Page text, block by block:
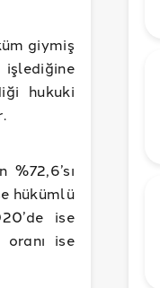
giymiş
hukuki
hükümlü
ise
ise